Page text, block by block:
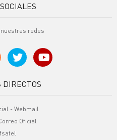
redes
DIRECTOS
- Webmail
Oficial